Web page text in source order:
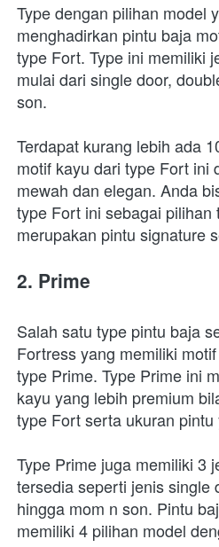
Type dengan pilihan model
menghadirkan pintu baja
type Fort. Type ini memiliki
mulai dari single door,
son.
Terdapat kurang lebih ada
motif kayu dari type Fort ini
mewah dan elegan. Anda
type Fort ini sebagai
merupakan pintu signature
2. Prime
Salah satu type pintu baja
Fortress yang memiliki
type Prime. Type Prime ini
kayu yang lebih premium
type Fort serta ukuran
Type Prime juga memiliki 3
tersedia seperti jenis single
hingga mom n son. Pintu
memiliki 4 pilihan model